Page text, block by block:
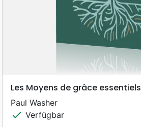
Les Moyens de grâce essentiels
Paul Washer
check Verfügbar